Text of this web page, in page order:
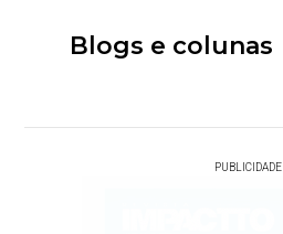
Blogs e colunas
PUBLICIDADE